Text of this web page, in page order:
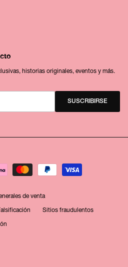
historias originales, eventos y más.
SUSCRIBIRSE
de venta
Sitios fraudulentos